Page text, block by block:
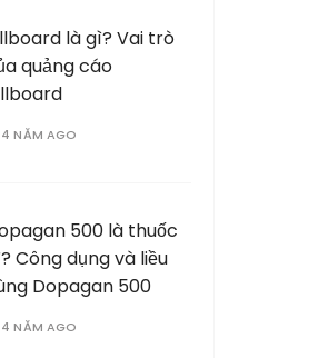
là gì? Vai trò
quảng cáo
4 NĂM AGO
500 là thuốc
Công dụng và liều
Dopagan 500
4 NĂM AGO